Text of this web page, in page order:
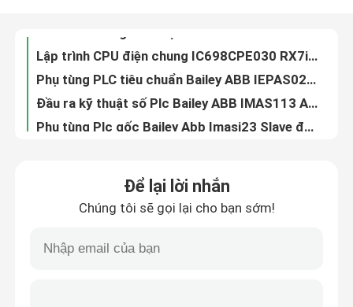
Kiểm soát chất lượng
Liên hệ với chúng tôi
Phụ tùng PLC
Phụ tùng Plc gốc Bailey Abb Imasi23 Slave đầu vào tương tự 16 kênh phổ quát
Bảng điện tử Bailey Abb Imaso11 Hệ thống nô lệ Bailey Infi 90 Dcs
Bailey ABB IMCIS22 Control Harmony Rack Mô-đun IO Hiệu suất cao
Để lại lời nhắn
Chúng tôi sẽ gọi lại cho bạn sớm!